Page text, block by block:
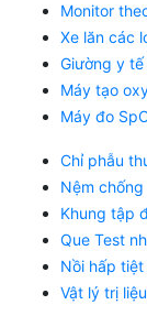
Monitor
Xe lăn các
Giường y tế
Máy tạo
Máy đo
Chỉ phẫu
Nệm
Khung tập
Que Test
Nồi hấp
Vật lý trị liệu